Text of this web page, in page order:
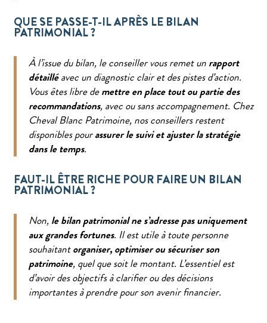
QUE SE PASSE-T-IL APRÈS LE BILAN
PATRIMONIAL ?
À l’issue du bilan, le conseiller vous remet un rapport
détailléavec un diagnostic clair et des pistes d’action.
Vous êtes libre demettre en place tout ou partie des
recommandations, avec ou sans accompagnement. Chez
Cheval Blanc Patrimoine, nos conseillers restent
disponibles pourassurer le suivi et ajuster la stratégie
dans le temps.
FAUT-IL ÊTRE RICHE POUR FAIRE UN BILAN
PATRIMONIAL ?
Non, le bilan patrimonial ne s’adresse pas uniquement
aux grandes fortunes. Il est utile à toute personne
souhaitantorganiser, optimiser ou sécuriser son
patrimoine, quel que soit le montant. L’essentiel est
d’avoir des objectifs à clarifier ou des décisions
importantes à prendre pour son avenir financier.